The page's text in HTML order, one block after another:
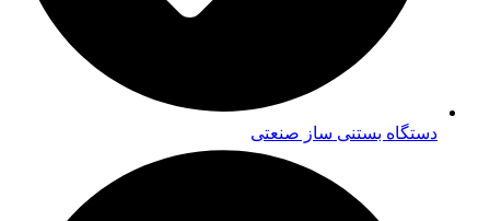
دستگاه بستنی ساز صنعتی